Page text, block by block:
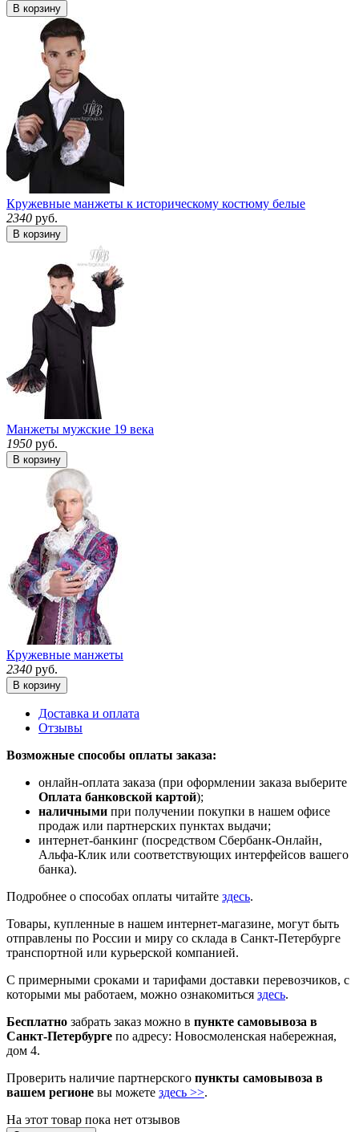
В корзину
Кружевные манжеты к историческому костюму белые
2340 руб.
В корзину
Манжеты мужские 19 века
1950 руб.
В корзину
Кружевные манжеты
2340 руб.
В корзину
Доставка и оплата
Отзывы
Возможные способы оплаты заказа:
онлайн-оплата заказа (при оформлении заказа выберите
Оплата банковской картой);
наличными при получении покупки в нашем офисе
продаж или партнерских пунктах выдачи;
интернет-банкинг (посредством Сбербанк-Онлайн,
Альфа-Клик или соответствующих интерфейсов вашего
банка).
Подробнее о способах оплаты читайте здесь.
Товары, купленные в нашем интернет-магазине, могут быть
отправлены по России и миру со склада в Санкт-Петербурге
транспортной или курьерской компанией.
С примерными сроками и тарифами доставки перевозчиков, с
которыми мы работаем, можно ознакомиться здесь.
Бесплатно забрать заказ можно в пункте самовывоза в
Санкт-Петербурге по адресу: Новосмоленская набережная,
дом 4.
Проверить наличие партнерского пункты самовывоза в
вашем регионе вы можете здесь >>.
На этот товар пока нет отзывов